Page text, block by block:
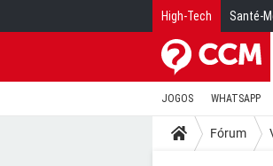
High-Tech Santé-
JOGOS WHATSAPP
Fórum